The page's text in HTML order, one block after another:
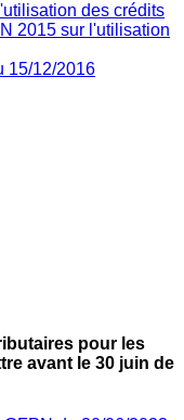
des crédits
2015 sur l'utilisation
15/12/2016
pour les
avant le 30 juin de